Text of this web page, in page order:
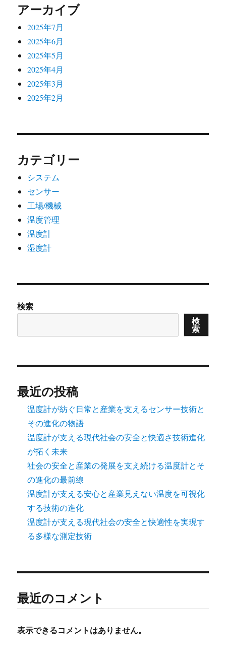
ン
アーカイブ
2025年7月
2025年6月
2025年5月
2025年4月
2025年3月
2025年2月
カテゴリー
システム
センサー
工場/機械
温度管理
温度計
湿度計
検索
検
索
最近の投稿
温度計が紡ぐ日常と産業を支えるセンサー技術と
その進化の物語
温度計が支える現代社会の安全と快適さ技術進化
が拓く未来
社会の安全と産業の発展を支え続ける温度計とそ
の進化の最前線
温度計が支える安心と産業見えない温度を可視化
する技術の進化
温度計が支える現代社会の安全と快適性を実現す
る多様な測定技術
最近のコメント
表示できるコメントはありません。